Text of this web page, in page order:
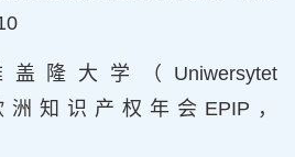
隆大学（Uniwersytet
洲知识产权年会EPIP，